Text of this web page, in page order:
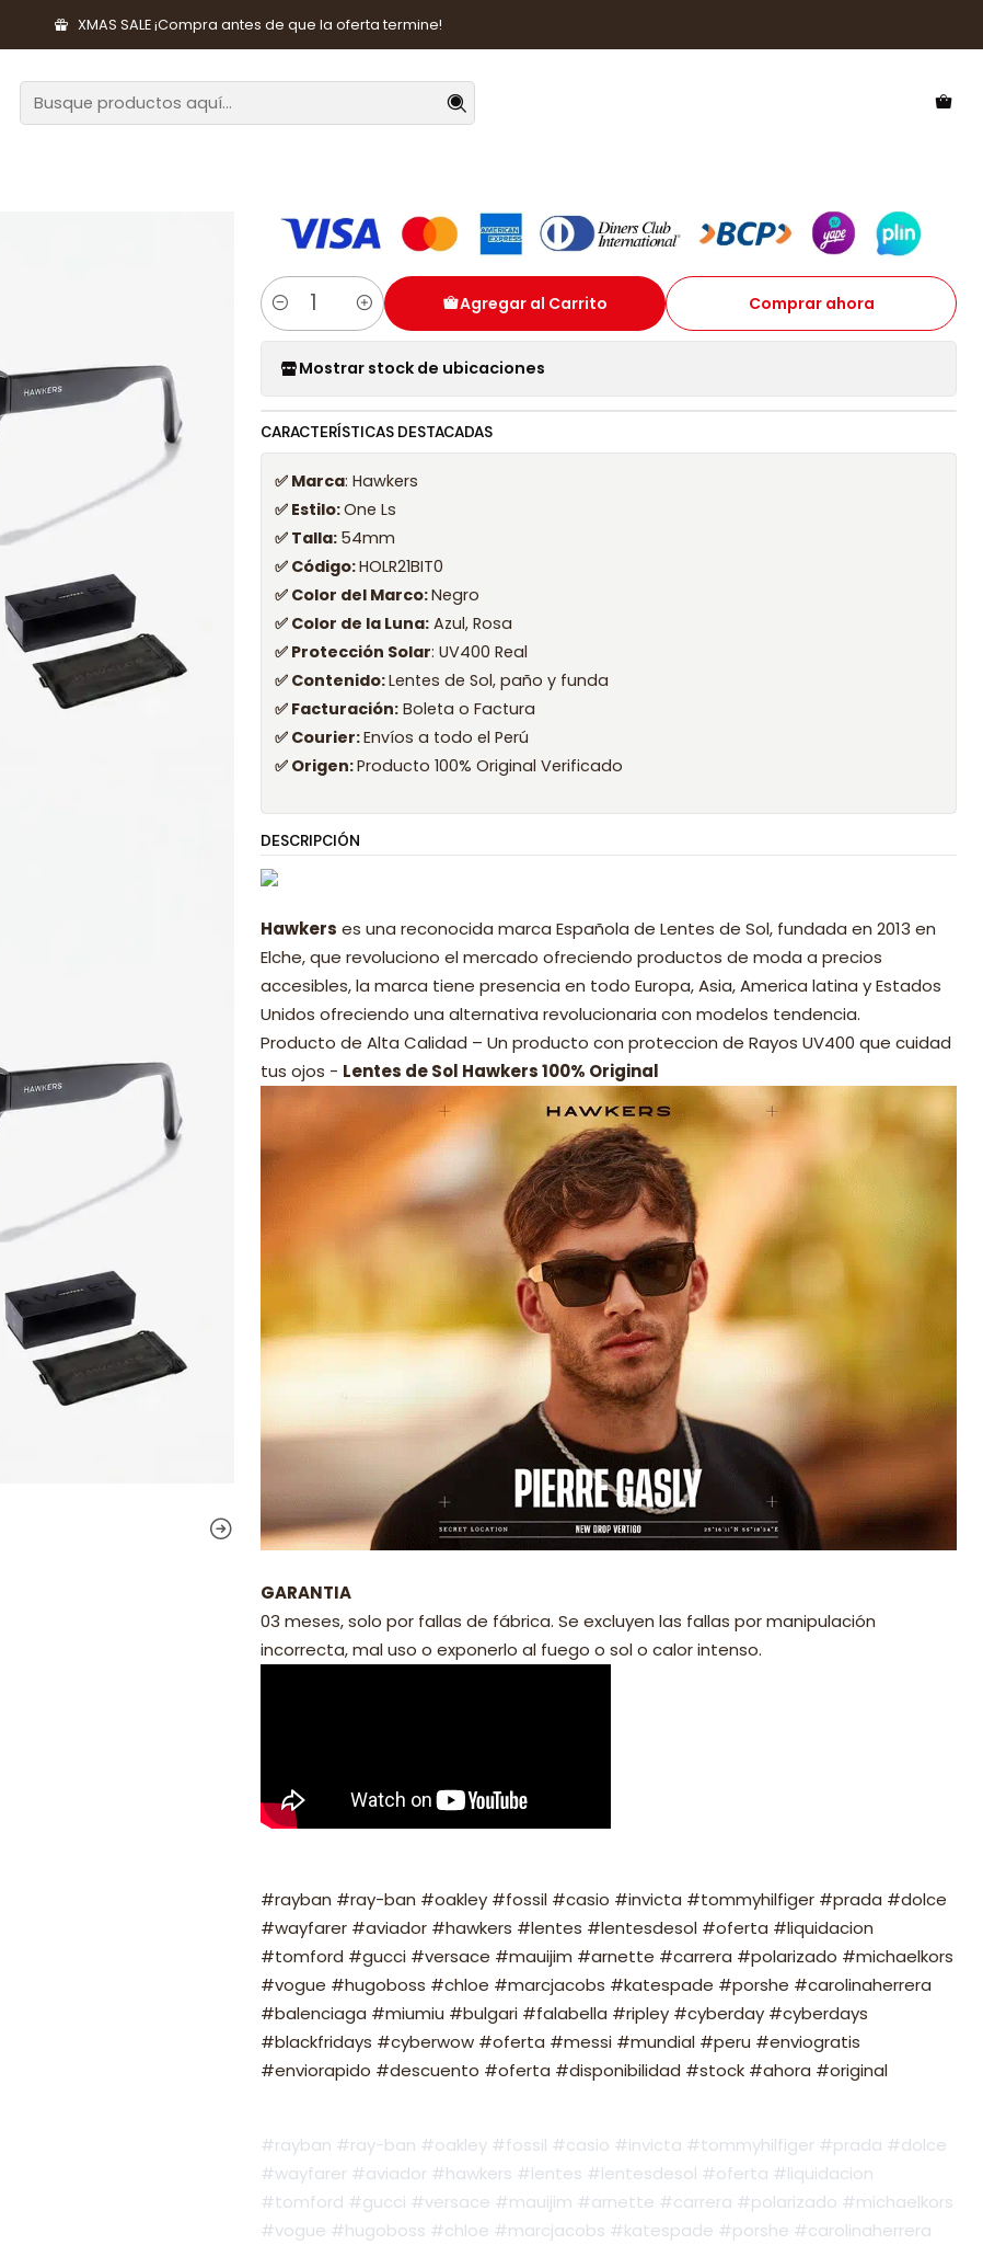
XMAS SALE ¡Compra antes de que la oferta termine!
Lentes y Accesorios Lentes de Sol Lentes de Sol One Ls Raw Black Blue To Peach HOLR21BIT0 Unisex - Talla 54mm
Lentes de Sol One Ls Raw Black Blue To
Cantidad
Agregar al Carrito Comprar ahora
Mostrar stock de ubicaciones
CARACTERÍSTICAS DESTACADAS
✅ Marca: Hawkers
✅ Estilo:One Ls
✅ Talla: 54mm
✅ Código:HOLR21BIT0
✅ Color del Marco:Negro
✅ Color de la Luna: Azul, Rosa
✅ Protección Solar: UV400 Real
✅ Contenido:Lentes de Sol, paño y funda
✅ Facturación: Boleta o Factura
✅ Courier:Envíos a todo el Perú
✅ Origen:Producto 100% Original Verificado
DESCRIPCIÓN
Hawkers es una reconocida marca Española de Lentes de Sol, fundada en 2013 en
Elche, que revoluciono el mercado ofreciendo productos de moda a precios
accesibles, la marca tiene presencia en todo Europa, Asia, America latina y Estados
Unidos ofreciendo una alternativa revolucionaria con modelos tendencia.
Producto de Alta Calidad – Un producto con proteccion de Rayos UV400 que cuidad
tus ojos - Lentes de Sol Hawkers 100% Original
GARANTIA
03 meses, solo por fallas de fábrica. Se excluyen las fallas por manipulación
incorrecta, mal uso o exponerlo al fuego o sol o calor intenso.
#rayban #ray-ban #oakley #fossil #casio #invicta #tommyhilfiger #prada #dolce
#wayfarer #aviador #hawkers #lentes #lentesdesol #oferta #liquidacion
#tomford #gucci #versace #mauijim #arnette #carrera #polarizado #michaelkors
#vogue #hugoboss #chloe #marcjacobs #katespade #porshe #carolinaherrera
#balenciaga #miumiu #bulgari #falabella #ripley #cyberday #cyberdays
#blackfridays #cyberwow #oferta #messi #mundial #peru #enviogratis
#enviorapido #descuento #oferta #disponibilidad #stock #ahora #original
#rayban #ray-ban #oakley #fossil #casio #invicta #tommyhilfiger #prada #dolce
#wayfarer #aviador #hawkers #lentes #lentesdesol #oferta #liquidacion
#tomford #gucci #versace #mauijim #arnette #carrera #polarizado #michaelkors
#vogue #hugoboss #chloe #marcjacobs #katespade #porshe #carolinaherrera